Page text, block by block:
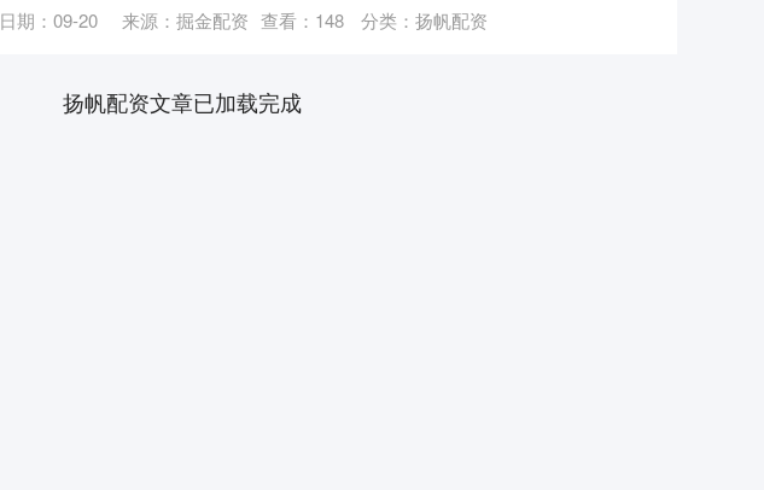
日期：09-20 来源：掘金配资 查看： 148 分类： 扬帆配资
扬帆配资文章已加载完成